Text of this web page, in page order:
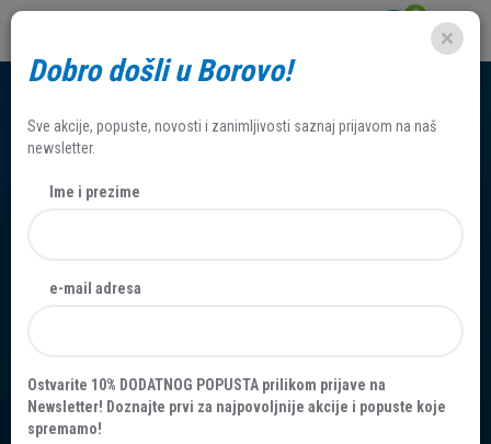
0
J A V N I P O Z I V za
postupkom javnog
nadmetanja (javnom
Dobro došli u Borovo!
Sve akcije, popuste, novosti i zanimljivosti saznaj prijavom na naš
newsletter.
Ime i prezime
e-mail adresa
Ostvarite 10% DODATNOG POPUSTA prilikom prijave na
Newsletter! Doznajte prvi za najpovoljnije akcije i popuste koje
spremamo!